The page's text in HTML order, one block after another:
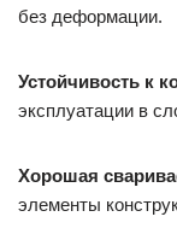
без деформации.
Устойчивость к
эксплуатации в
Хорошая
элементы